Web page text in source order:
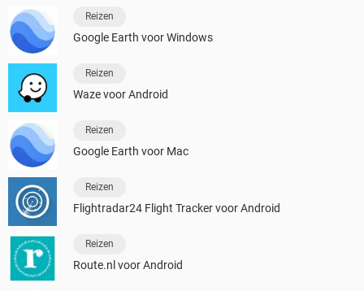
Reizen
Google Earth voor Windows
Reizen
Waze voor Android
Reizen
Google Earth voor Mac
Reizen
Flightradar24 Flight Tracker voor Android
Reizen
Route.nl voor Android